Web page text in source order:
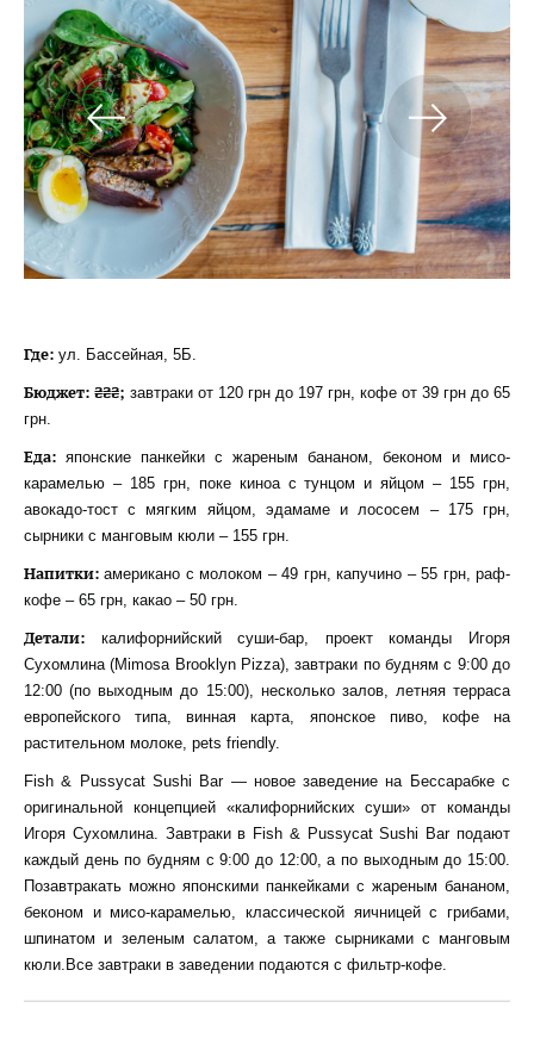
Где: ул. Бассейная, 5Б.
Бюджет: ₴₴₴; завтраки от 120 грн до 197 грн, кофе от 39 грн до 65
грн.
Еда: японские панкейки с жареным бананом, беконом и мисо-
карамелью – 185 грн, поке киноа с тунцом и яйцом – 155 грн,
авокадо-тост с мягким яйцом, эдамаме и лососем – 175 грн,
сырники с манговым кюли – 155 грн.
Напитки:американо с молоком – 49 грн, капучино – 55 грн, раф-
кофе – 65 грн, какао – 50 грн.
Детали: калифорнийский суши-бар, проект команды Игоря
Сухомлина (Mimosa Brooklyn Pizza), завтраки по будням с 9:00 до
12:00 (по выходным до 15:00), несколько залов, летняя терраса
европейского типа, винная карта, японское пиво, кофе на
растительном молоке, pets friendly.
Fish & Pussycat Sushi Bar — новое заведение на Бессарабке с
оригинальной концепцией «калифорнийских суши» от команды
Игоря Сухомлина. Завтраки в Fish & Pussycat Sushi Bar подают
каждый день по будням с 9:00 до 12:00, а по выходным до 15:00.
Позавтракать можно японскими панкейками с жареным бананом,
беконом и мисо-карамелью, классической яичницей с грибами,
шпинатом и зеленым салатом, а также сырниками с манговым
кюли.Все завтраки в заведении подаются с фильтр-кофе.